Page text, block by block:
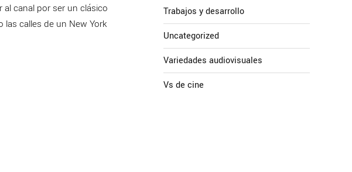
canal por ser un clásico
las calles de un New York
Trabajos y desarrollo
Uncategorized
Variedades audiovisuales
Vs de cine